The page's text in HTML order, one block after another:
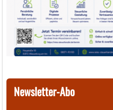
Newsletter-Abo